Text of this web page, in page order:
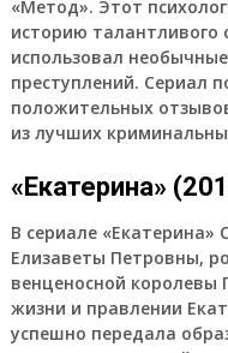
«Метод». Этот
историю талантливого
использовал
преступлений. Сериал
положительных
из лучших
«Екатерина»
В сериале «Екатерина»
Елизаветы Петровны,
венценосной королевы
жизни и правлении
успешно передала